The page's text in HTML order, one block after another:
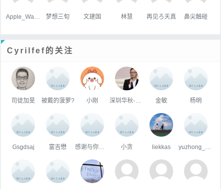
梦想三旬 文建国 林慧 再见ろ天真 鼻尖触碰
Cyrilfef的关注
司徒加旻 被戴的菠萝? 小刚 金敏 杨明
Gsgdsaj 富吉懋 小贪 liekkas